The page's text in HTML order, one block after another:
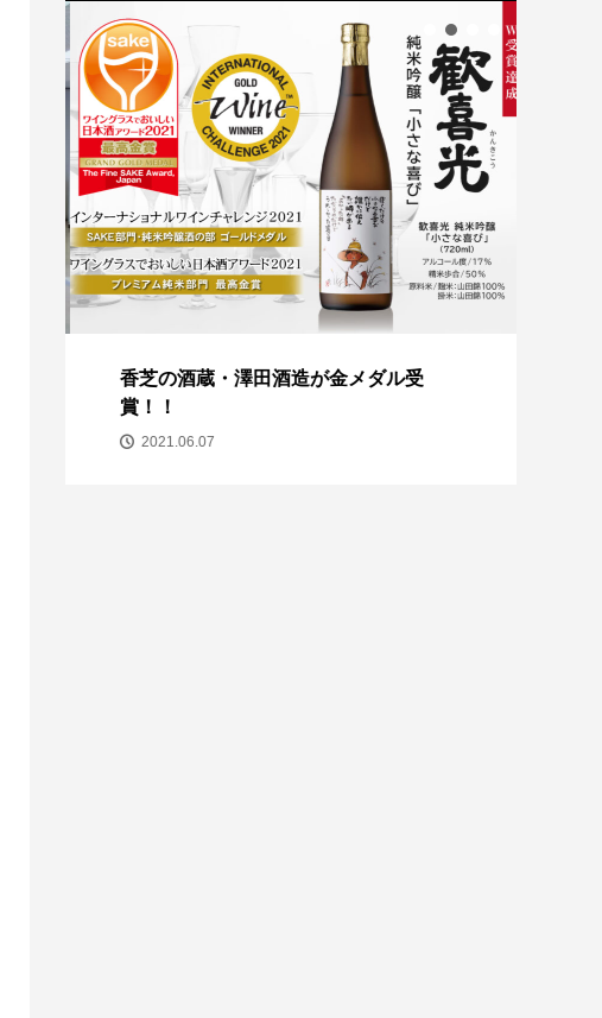
香芝の酒蔵・澤田酒造が金メダル受
賞！！
2021.06.07